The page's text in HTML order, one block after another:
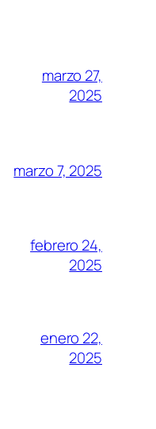
marzo 27,
2025
marzo 7, 2025
febrero 24,
2025
enero 22,
2025